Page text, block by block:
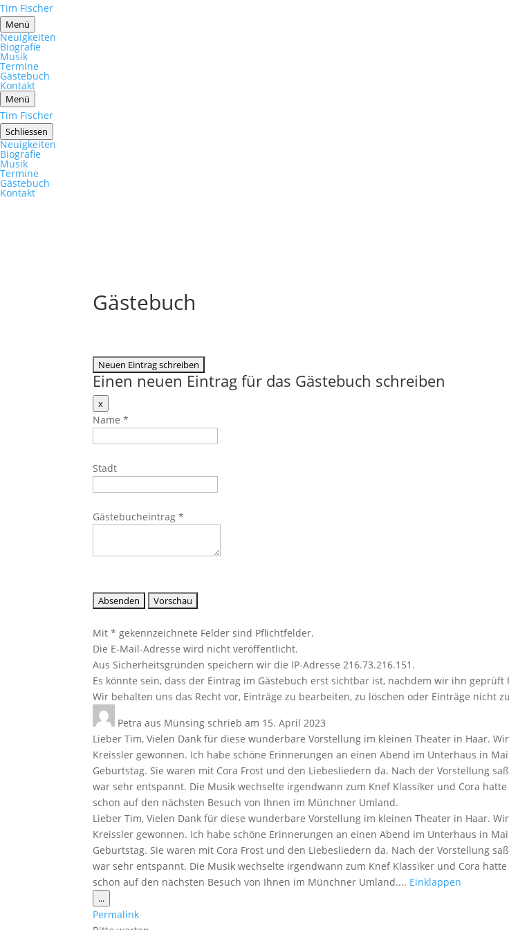
Tim Fischer
Menü
Neuigkeiten
Biografie
Musik
Termine
Gästebuch
Kontakt
Menü
Tim Fischer
Schliessen
Neuigkeiten
Biografie
Musik
Termine
Gästebuch
Kontakt
Gästebuch
Einen neuen Eintrag für das Gästebuch schreiben
xDieses
Formular
ausblenden
Name*
Stadt
Gästebucheintrag*
Mit * gekennzeichnete Felder sind Pflichtfelder.
Die E-Mail-Adresse wird nicht veröffentlicht.
Aus Sicherheitsgründen speichern wir die IP-Adresse 216.73.216.151.
Es könnte sein, dass der Eintrag im Gästebuch erst sichtbar ist, nachdem wir ihn geprüft
Wir behalten uns das Recht vor, Einträge zu bearbeiten, zu löschen oder Einträge nicht
Petraaus Münsing schrieb am 15. April 2023
Lieber Tim, Vielen Dank für diese wunderbare Vorstellung im kleinen Theater in Haar.
Kreissler gewonnen. Ich habe schöne Erinnerungen an einen Abend im Unterhaus in
Geburtstag. Sie waren mit Cora Frost und den Liebesliedern da. Nach der Vorstellung
war sehr entspannt. Die Musik wechselte irgendwann zum Knef Klassiker und Cora
schon auf den nächsten Besuch von Ihnen im Münchner Umland.
Lieber Tim, Vielen Dank für diese wunderbare Vorstellung im kleinen Theater in Haar.
Kreissler gewonnen. Ich habe schöne Erinnerungen an einen Abend im Unterhaus in
Geburtstag. Sie waren mit Cora Frost und den Liebesliedern da. Nach der Vorstellung
war sehr entspannt. Die Musik wechselte irgendwann zum Knef Klassiker und Cora
schon auf den nächsten Besuch von Ihnen im Münchner Umland.... Einklappen
...Diese
Metabox
Permalink